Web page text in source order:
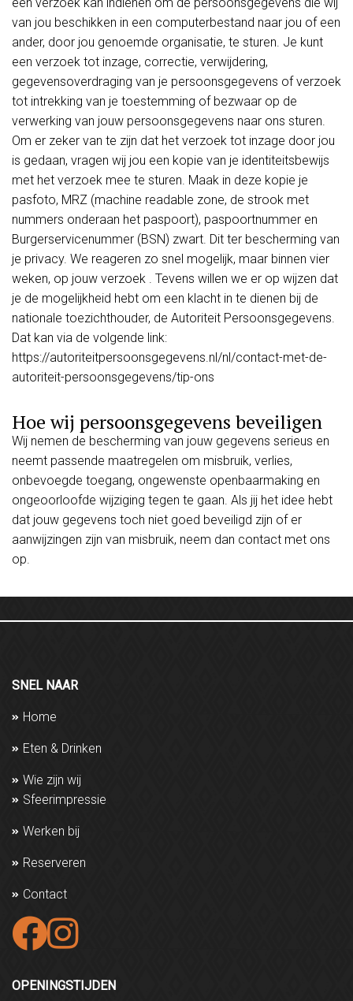
van jou beschikken in een computerbestand naar jou of een
ander, door jou genoemde organisatie, te sturen. Je kunt
een verzoek tot inzage, correctie, verwijdering,
gegevensoverdraging van je persoonsgegevens of verzoek
tot intrekking van je toestemming of bezwaar op de
verwerking van jouw persoonsgegevens naar ons sturen.
Om er zeker van te zijn dat het verzoek tot inzage door jou
is gedaan, vragen wij jou een kopie van je identiteitsbewijs
met het verzoek mee te sturen. Maak in deze kopie je
pasfoto, MRZ (machine readable zone, de strook met
nummers onderaan het paspoort), paspoortnummer en
Burgerservicenummer (BSN) zwart. Dit ter bescherming van
je privacy. We reageren zo snel mogelijk, maar binnen vier
weken, op jouw verzoek . Tevens willen we er op wijzen dat
je de mogelijkheid hebt om een klacht in te dienen bij de
nationale toezichthouder, de Autoriteit Persoonsgegevens.
Dat kan via de volgende link:
https://autoriteitpersoonsgegevens.nl/nl/contact-met-de-
autoriteit-persoonsgegevens/tip-ons
Hoe wij persoonsgegevens beveiligen
Wij nemen de bescherming van jouw gegevens serieus en
neemt passende maatregelen om misbruik, verlies,
onbevoegde toegang, ongewenste openbaarmaking en
ongeoorloofde wijziging tegen te gaan. Als jij het idee hebt
dat jouw gegevens toch niet goed beveiligd zijn of er
aanwijzingen zijn van misbruik, neem dan contact met ons
op.
SNEL NAAR
Home
Eten & Drinken
Wie zijn wij
Sfeerimpressie
Werken bij
Reserveren
Contact
OPENINGSTIJDEN